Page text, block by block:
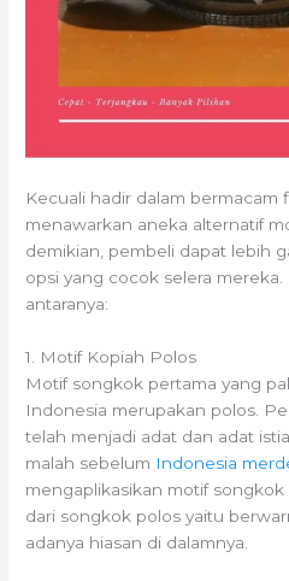
Kecuali hadir dalam bermacam
menawarkan aneka alternatif
demikian, pembeli dapat lebih
opsi yang cocok selera
antaranya:
1. Motif Kopiah Polos
Motif songkok pertama yang
Indonesia merupakan polos.
telah menjadi adat dan adat
malah sebelum Indonesia
mengaplikasikan motif
dari songkok polos yaitu
adanya hiasan di dalamnya.